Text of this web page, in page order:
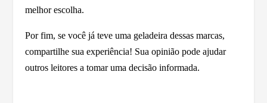
melhor escolha.
Por fim, se você já teve uma geladeira dessas marcas,
compartilhe sua experiência! Sua opinião pode ajudar
outros leitores a tomar uma decisão informada.